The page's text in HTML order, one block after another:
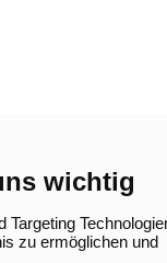
wichtig
zu ermöglichen und